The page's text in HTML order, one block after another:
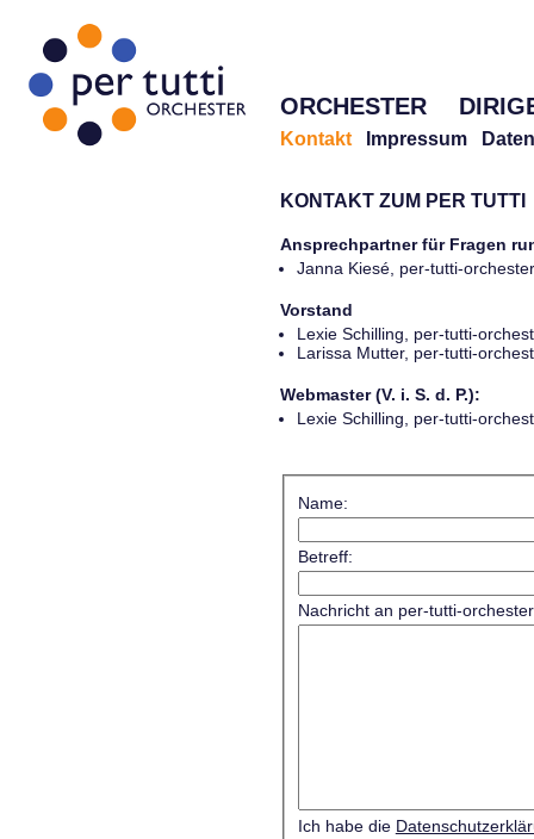
ORCHESTER
Kontakt Impressum
KONTAKT ZUM PER TUTTI
Ansprechpartner für Fragen
Janna Kiesé, per-tutti-
Vorstand
Lexie Schilling, per-tutti-
Larissa Mutter, per-tutti-
Webmaster (V. i. S. d. P.):
Lexie Schilling, per-tutti-
Name:
Betreff:
Nachricht an per-tutti-
Ich habe die